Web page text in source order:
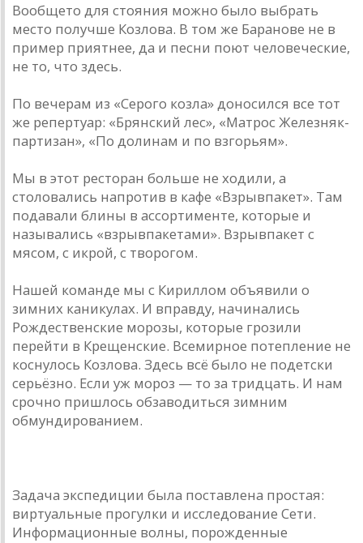
Вообще­то для стояния можно было выбрать
место получше Козлова. В том же Баранове не в
пример приятнее, да и песни поют человеческие,
не то, что здесь.
По вечерам из «Серого козла» доносился все тот
же репертуар: «Брянский лес», «Матрос Железняк­
партизан», «По долинам и по взгорьям».
Мы в этот ресторан больше не ходили, а
столовались напротив в кафе «Взрывпакет». Там
подавали блины в ассортименте, которые и
назывались «взрывпакетами». Взрывпакет с
мясом, с икрой, с творогом.
Нашей команде мы с Кириллом объявили о
зимних каникулах. И вправду, начинались
Рождественские морозы, которые грозили
перейти в Крещенские. Всемирное потепление не
коснулось Козлова. Здесь всё было не по­детски
серьёзно. Если уж мороз — то за тридцать. И нам
срочно пришлось обзаводиться зимним
обмундированием.
Задача экспедиции была поставлена простая:
виртуальные прогулки и исследование Сети.
Информационные волны, порожденные